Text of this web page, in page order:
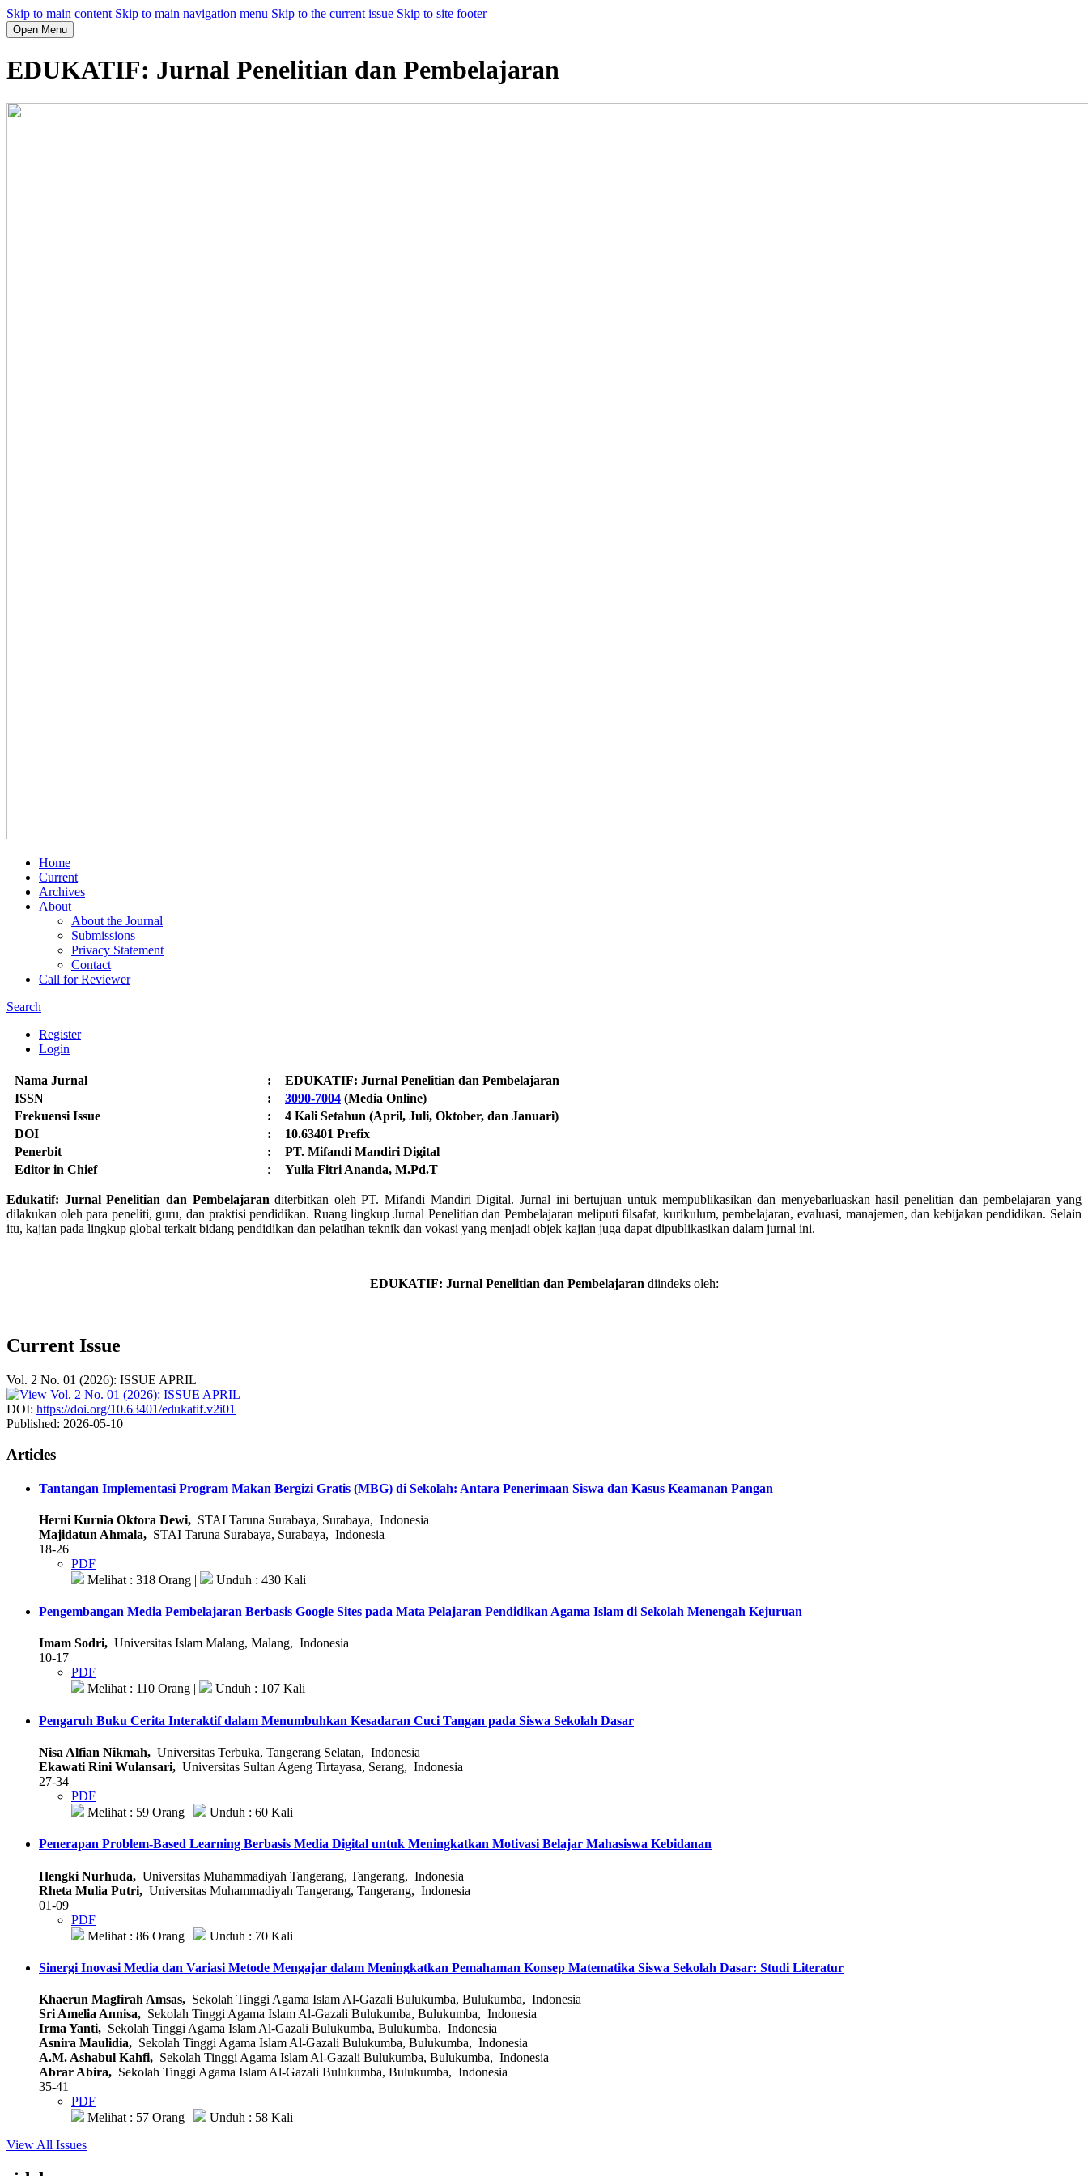
Skip to main content Skip to main navigation menu Skip to the current issue Skip to site footer
Open Menu
EDUKATIF: Jurnal Penelitian dan Pembelajaran
Home
Current
Archives
About
About the Journal
Submissions
Privacy Statement
Contact
Call for Reviewer
Search
Register
Login
Nama Jurnal :
EDUKATIF: Jurnal Penelitian dan Pembelajaran
ISSN
: 3090-7004 (Media Online)
Frekuensi Issue
:
4 Kali Setahun (April, Juli, Oktober, dan Januari)
DOI
:
10.63401 Prefix
Penerbit
:
PT. Mifandi Mandiri Digital
Editor in Chief
: Yulia Fitri Ananda, M.Pd.T
Edukatif: Jurnal Penelitian dan Pembelajaran diterbitkan oleh PT. Mifandi Mandiri Digital. Jurnal ini bertujuan untuk mempublikasikan dan menyebarluaskan hasil penelitian dan pembelajaran yang
dilakukan oleh para peneliti, guru, dan praktisi pendidikan. Ruang lingkup Jurnal Penelitian dan Pembelajaran meliputi filsafat, kurikulum, pembelajaran, evaluasi, manajemen, dan kebijakan pendidikan. Selain
itu, kajian pada lingkup global terkait bidang pendidikan dan pelatihan teknik dan vokasi yang menjadi objek kajian juga dapat dipublikasikan dalam jurnal ini.
EDUKATIF: Jurnal Penelitian dan Pembelajaran diindeks oleh:
Current Issue
Vol. 2 No. 01 (2026): ISSUE APRIL
DOI: https://doi.org/10.63401/edukatif.v2i01
Published: 2026-05-10
Articles
Tantangan Implementasi Program Makan Bergizi Gratis (MBG) di Sekolah: Antara Penerimaan Siswa dan Kasus Keamanan Pangan
Herni Kurnia Oktora Dewi, STAI Taruna Surabaya, Surabaya, Indonesia
Majidatun Ahmala, STAI Taruna Surabaya, Surabaya, Indonesia
18-26
PDF
Melihat : 318 Orang |
Unduh : 430 Kali
Pengembangan Media Pembelajaran Berbasis Google Sites pada Mata Pelajaran Pendidikan Agama Islam di Sekolah Menengah Kejuruan
Imam Sodri, Universitas Islam Malang, Malang, Indonesia
10-17
PDF
Melihat : 110 Orang |
Unduh : 107 Kali
Pengaruh Buku Cerita Interaktif dalam Menumbuhkan Kesadaran Cuci Tangan pada Siswa Sekolah Dasar
Nisa Alfian Nikmah, Universitas Terbuka, Tangerang Selatan, Indonesia
Ekawati Rini Wulansari, Universitas Sultan Ageng Tirtayasa, Serang, Indonesia
27-34
PDF
Melihat : 59 Orang |
Unduh : 60 Kali
Penerapan Problem-Based Learning Berbasis Media Digital untuk Meningkatkan Motivasi Belajar Mahasiswa Kebidanan
Hengki Nurhuda, Universitas Muhammadiyah Tangerang, Tangerang, Indonesia
Rheta Mulia Putri, Universitas Muhammadiyah Tangerang, Tangerang, Indonesia
01-09
PDF
Melihat : 86 Orang |
Unduh : 70 Kali
Sinergi Inovasi Media dan Variasi Metode Mengajar dalam Meningkatkan Pemahaman Konsep Matematika Siswa Sekolah Dasar: Studi Literatur
Khaerun Magfirah Amsas, Sekolah Tinggi Agama Islam Al-Gazali Bulukumba, Bulukumba, Indonesia
Sri Amelia Annisa, Sekolah Tinggi Agama Islam Al-Gazali Bulukumba, Bulukumba, Indonesia
Irma Yanti, Sekolah Tinggi Agama Islam Al-Gazali Bulukumba, Bulukumba, Indonesia
Asnira Maulidia, Sekolah Tinggi Agama Islam Al-Gazali Bulukumba, Bulukumba, Indonesia
A.M. Ashabul Kahfi, Sekolah Tinggi Agama Islam Al-Gazali Bulukumba, Bulukumba, Indonesia
Abrar Abira, Sekolah Tinggi Agama Islam Al-Gazali Bulukumba, Bulukumba, Indonesia
35-41
PDF
Melihat : 57 Orang |
Unduh : 58 Kali
View All Issues